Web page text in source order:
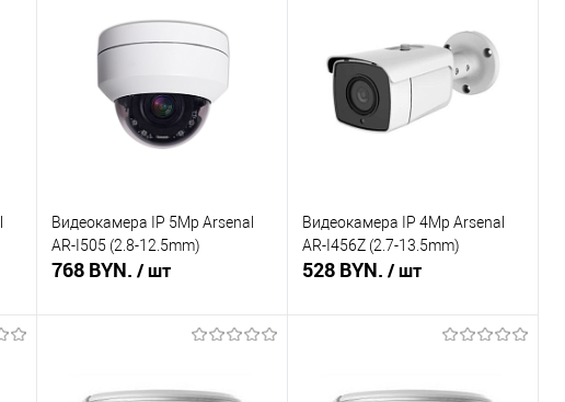
Купить в 1 клик
Сравнение
В избранное
Купить в 1 клик
Сравнение
В избранное
Недоступно
Видеокамера IP 5Mp Arsenal
AR-I505 (2.8-12.5mm)
768 BYN. / шт
Видеокамера IP 4Mp Arsenal
AR-I456Z (2.7-13.5mm)
528 BYN. / шт